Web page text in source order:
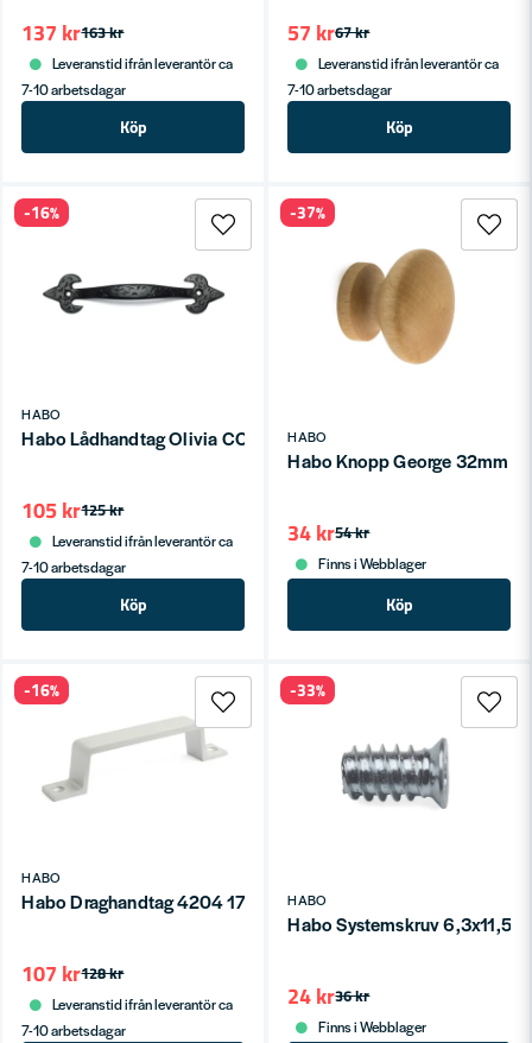
163 kr
137 kr
Leveranstid ifrån leverantör ca
7-10 arbetsdagar
Köp
67 kr
57 kr
Leveranstid ifrån leverantör ca
7-10 arbetsdagar
Köp
HABO
Habo Lådhandtag Olivia CC130 Smide SB
125 kr
105 kr
Leveranstid ifrån leverantör ca
7-10 arbetsdagar
Köp
-16%
HABO
Habo Knopp George 32mm
54 kr
34 kr
Finns i Webblager
Köp
-37%
HABO
Habo Draghandtag 4204 170mm Aluminium SB
128 kr
107 kr
Leveranstid ifrån leverantör ca
7-10 arbetsdagar
-16%
HABO
Habo Systemskruv
36 kr
24 kr
Finns i Webblager
-33%